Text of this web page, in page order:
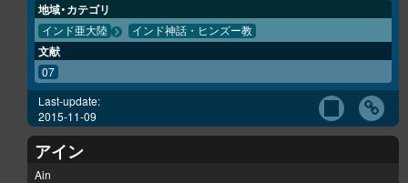
地域・カテゴリ
インド亜大陸 インド神話・ヒンズー教
文献
07
Last-update:
2015-11-09
アイン
Ain